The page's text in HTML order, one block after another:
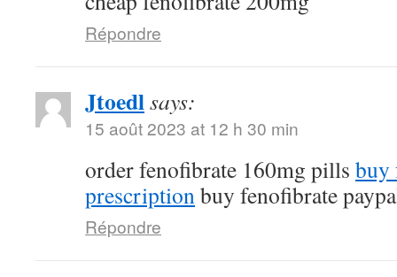
Répondre
Jtoedlsays:
15 août 2023 at 12 h 30 min
order fenofibrate 160mg pills buy
prescriptionbuy fenofibrate
Répondre